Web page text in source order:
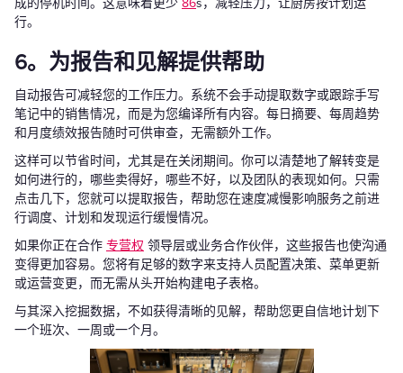
成的停机时间。这意味着更少 86s，减轻压力，让厨房按计划运
行。
6。为报告和见解提供帮助
自动报告可减轻您的工作压力。系统不会手动提取数字或跟踪手写
笔记中的销售情况，而是为您编译所有内容。每日摘要、每周趋势
和月度绩效报告随时可供审查，无需额外工作。
这样可以节省时间，尤其是在关闭期间。你可以清楚地了解转变是
如何进行的，哪些卖得好，哪些不好，以及团队的表现如何。只需
点击几下，您就可以提取报告，帮助您在速度减慢影响服务之前进
行调度、计划和发现运行缓慢情况。
如果你正在合作 专营权 领导层或业务合作伙伴，这些报告也使沟通
变得更加容易。您将有足够的数字来支持人员配置决策、菜单更新
或运营变更，而无需从头开始构建电子表格。
与其深入挖掘数据，不如获得清晰的见解，帮助您更自信地计划下
一个班次、一周或一个月。